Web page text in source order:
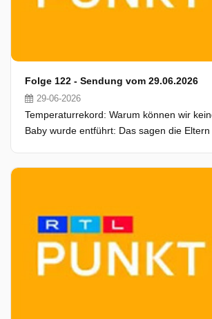
Folge 122 - Sendung vom 29.06.2026
29-06-2026
Temperaturrekord: Warum können wir
Baby wurde entführt: Das sagen die Eltern